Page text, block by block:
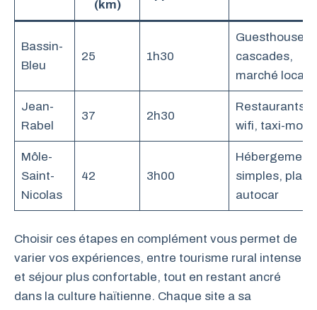
(km)
Bassin-
Bleu
25 1h30
Guesthouses,
cascades,
marché local
Jean-
Rabel
37 2h30
Restaurants,
wifi, taxi-moto
Môle-
Saint-
Nicolas
42 3h00
simples,
autocar
Choisir ces étapes en complément vous permet de
varier vos expériences, entre tourisme rural intense
et séjour plus confortable, tout en restant ancré
dans la culture haïtienne. Chaque site a sa